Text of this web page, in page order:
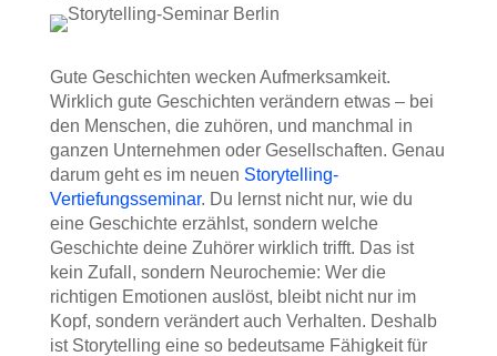
Gute Geschichten wecken Aufmerksamkeit.
Wirklich gute Geschichten verändern etwas – bei
den Menschen, die zuhören, und manchmal in
ganzen Unternehmen oder Gesellschaften. Genau
darum geht es im neuen Storytelling-
Vertiefungsseminar. Du lernst nicht nur, wie du
eine Geschichte erzählst, sondern welche
Geschichte deine Zuhörer wirklich trifft. Das ist
kein Zufall, sondern Neurochemie: Wer die
richtigen Emotionen auslöst, bleibt nicht nur im
Kopf, sondern verändert auch Verhalten. Deshalb
ist Storytelling eine so bedeutsame Fähigkeit für